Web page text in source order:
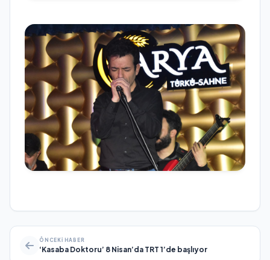
ÖNCEKI HABER
‘Kasaba Doktoru’ 8 Nisan’da TRT 1’de başlıyor